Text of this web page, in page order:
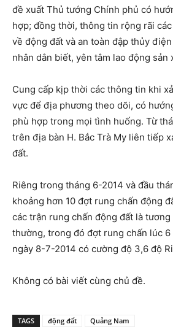
đề xuất Thủ tướng Chính phủ có
hợp; đồng thời, thông tin rộng rãi
về động đất và an toàn đập thủy
nhân dân biết, yên tâm lao động sản
Cung cấp kịp thời các thông tin khi
vực để địa phương theo dõi, có
phù hợp trong mọi tình huống. Từ
trên địa bàn H. Bắc Trà My liên tiếp
đất.
Riêng trong tháng 6-2014 và đầu
khoảng hơn 10 đợt rung chấn động
các trận rung chấn động đất là
thường, trong đó đợt rung chấn lúc 6
ngày 8-7-2014 có cường độ 3,6 độ
Không có bài viết cùng chủ đề.
TAGS động đất Quảng Nam